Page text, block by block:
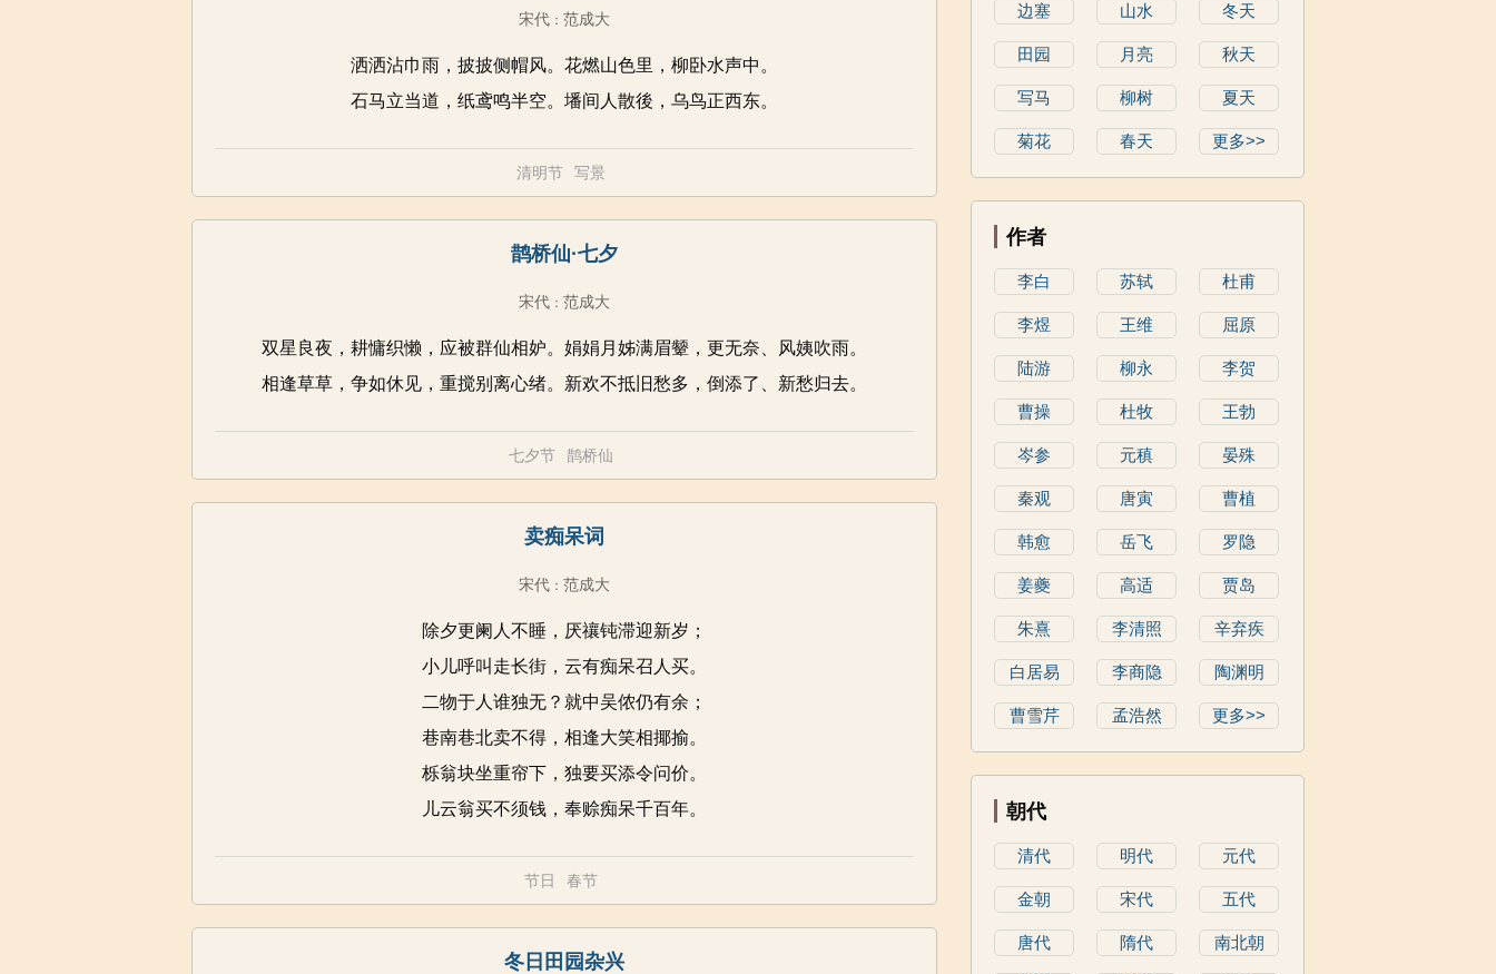
宋代 ： 范成大
洒洒沾巾雨，披披侧帽风。花燃山色里，柳卧水声中。
石马立当道，纸鸢鸣半空。墦间人散後，乌鸟正西东。
清明节 写景
鹊桥仙·七夕
宋代 ： 范成大
双星良夜，耕慵织懒，应被群仙相妒。娟娟月姊满眉颦，更无奈、风姨吹雨。
相逢草草，争如休见，重搅别离心绪。新欢不抵旧愁多，倒添了、新愁归去。
七夕节 鹊桥仙
卖痴呆词
宋代 ： 范成大
除夕更阑人不睡，厌禳钝滞迎新岁；
小儿呼叫走长街，云有痴呆召人买。
二物于人谁独无？就中吴侬仍有余；
巷南巷北卖不得，相逢大笑相揶揄。
栎翁块坐重帘下，独要买添令问价。
儿云翁买不须钱，奉赊痴呆千百年。
节日 春节
冬日田园杂兴
边塞 山水 冬天
田园 月亮 秋天
写马 柳树 夏天
菊花 春天 更多>>
作者
李白 苏轼 杜甫
李煜 王维 屈原
陆游 柳永 李贺
曹操 杜牧 王勃
岑参 元稹 晏殊
秦观 唐寅 曹植
韩愈 岳飞 罗隐
姜夔 高适 贾岛
朱熹 李清照 辛弃疾
白居易 李商隐 陶渊明
曹雪芹 孟浩然 更多>>
朝代
清代 明代 元代
金朝 宋代 五代
唐代 隋代 南北朝